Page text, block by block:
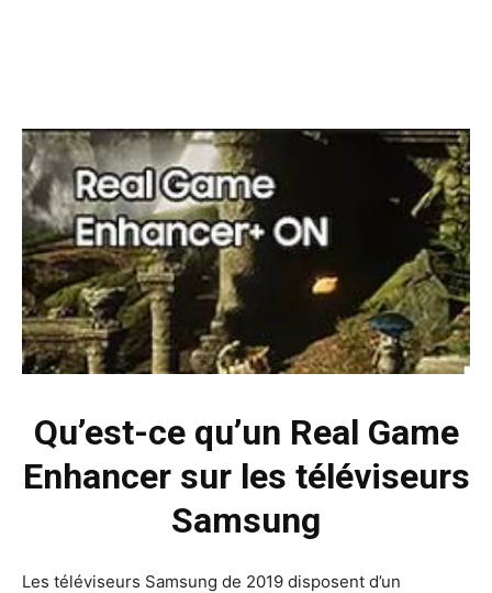
Qu’est-ce qu’un Real Game
Enhancer sur les téléviseurs
Samsung
Les téléviseurs Samsung de 2019 disposent d’un